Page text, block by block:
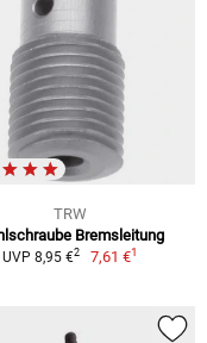
TRW
Bremsleitung
UVP 8,95 €2 7,61 €1